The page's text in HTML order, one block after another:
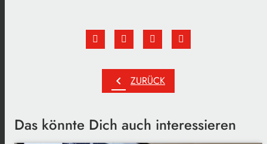
chevron_left ZURÜCK
Das könnte Dich auch interessieren